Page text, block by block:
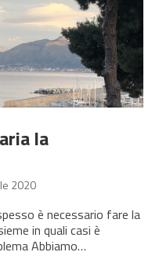
la
2020
è necessario fare la
in quali casi è
Abbiamo…